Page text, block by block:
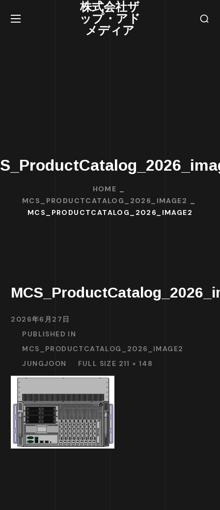
株式会社ザ
ップ・アド
メディア
HOME
MCS_PRODUCTCATALOG_2026_IMAGE2
MCS_PRODUCTCATALOG_2026_IMAGE2
2026年6月27日
PUBLISHED IN
MCS_PRODUCTCATALOG_2026_IMAGE2
JUNGJOON
FULL SIZE 211 × 148